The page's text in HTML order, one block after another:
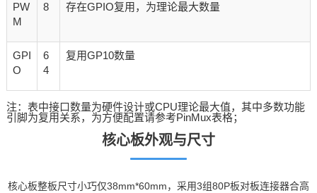
PW
M
8 存在GPIO复用，为理论最大数量
GPI
O
6
4
复用GP10数量
注：表中接口数量为硬件设计或CPU理论最大值，其中多数功能
引脚为复用关系，为方便配置请参考PinMux表格；
核心板外观与尺寸
核心板整板尺寸小巧仅38mm*60mm，采用3组80P板对板连接器合高